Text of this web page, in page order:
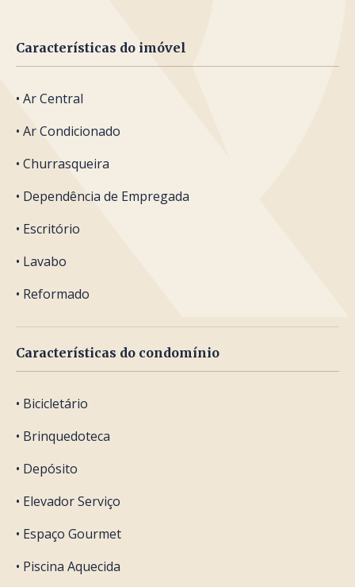
Características do imóvel
• Ar Central
• Ar Condicionado
• Churrasqueira
• Dependência de Empregada
• Escritório
• Lavabo
• Reformado
Características do condomínio
• Bicicletário
• Brinquedoteca
• Depósito
• Elevador Serviço
• Espaço Gourmet
• Piscina Aquecida